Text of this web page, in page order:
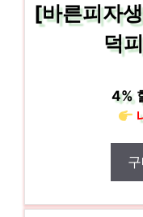
[바른피자
덕
4%